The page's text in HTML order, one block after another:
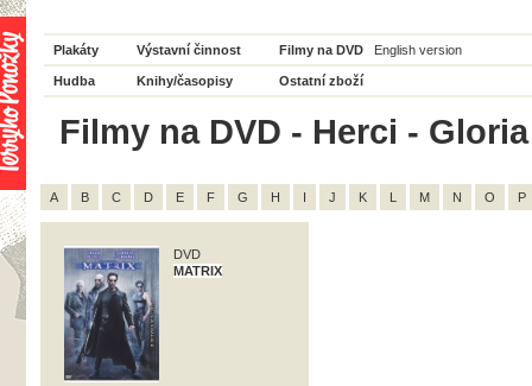
Plakáty Výstavní činnost Filmy na DVD English version
Hudba Knihy/časopisy Ostatní zboží
Filmy na DVD - Herci -
A B C D E F G H I J K L M N O P
DVD
MATRIX